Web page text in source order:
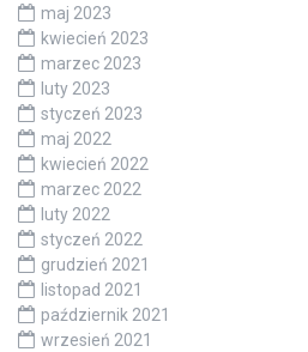
maj 2023
kwiecień 2023
marzec 2023
luty 2023
styczeń 2023
maj 2022
kwiecień 2022
marzec 2022
luty 2022
styczeń 2022
grudzień 2021
listopad 2021
październik 2021
wrzesień 2021